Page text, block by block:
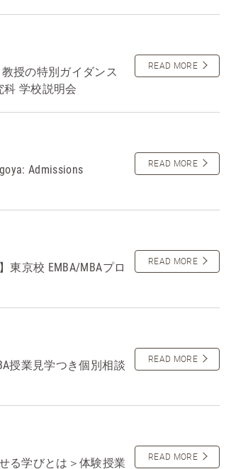
教授の特別ガイダンス
学校説明会
READ MORE
Admissions
READ MORE
東京校 EMBA/MBAプロ
READ MORE
授業見学つき個別相談
READ MORE
る学びとは＞体験授業
READ MORE